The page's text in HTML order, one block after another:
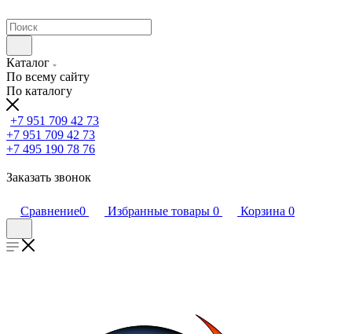
Каталог
По всему сайту
По каталогу
+7 951 709 42 73
+7 951 709 42 73
+7 495 190 78 76
Заказать звонок
Сравнение0 Избранные товары 0 Корзина 0